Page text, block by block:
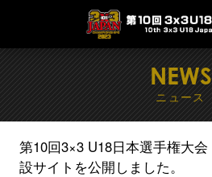
NEWS
ニュース
第10回3×3 U18日本選手権大会
設サイトを公開しました。